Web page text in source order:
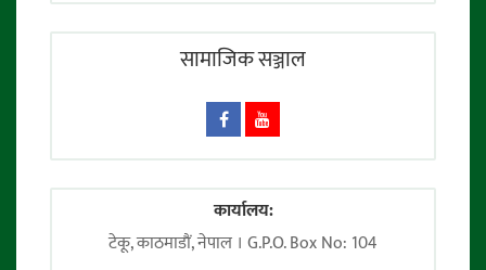
सामाजिक सञ्जाल
कार्यालय:
टेकू, काठमाडाैं, नेपाल । G.P.O. Box No: 104